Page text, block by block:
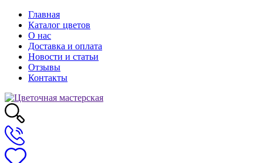
Главная
Каталог цветов
О нас
Доставка и оплата
Новости и статьи
Отзывы
Контакты